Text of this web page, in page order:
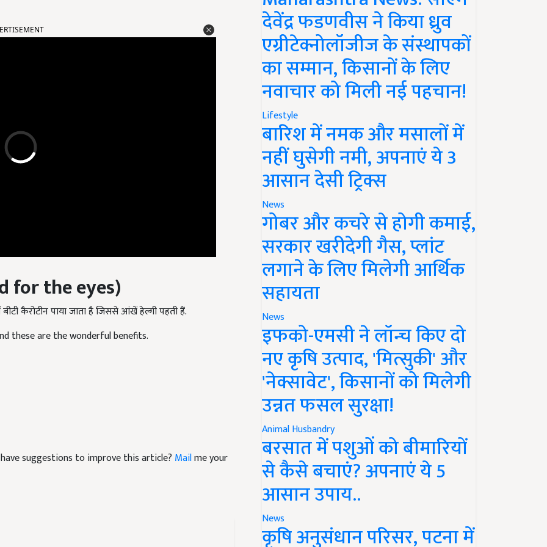
for the eyes)
कैरोटीन पाया जाता है जिससे आंखें हेल्गी पहती हैं.
suggestions to improve this article?
देवेंद्र फडणवीस ने किया ध्रुव
एग्रीटेक्नोलॉजीज के संस्थापकों
का सम्मान, किसानों के लिए
नवाचार को मिली नई पहचान!
Lifestyle
बारिश में नमक और मसालों में
नहीं घुसेगी नमी, अपनाएं ये 3
आसान देसी ट्रिक्स
News
गोबर और कचरे से होगी कमाई,
सरकार खरीदेगी गैस, प्लांट
लगाने के लिए मिलेगी आर्थिक
सहायता
News
इफको-एमसी ने लॉन्च किए दो
नए कृषि उत्पाद, 'मित्सुकी' और
'नेक्सावेट', किसानों को मिलेगी
उन्नत फसल सुरक्षा!
Animal Husbandry
बरसात में पशुओं को बीमारियों
से कैसे बचाएं? अपनाएं ये 5
आसान उपाय..
News
कृषि अनुसंधान परिसर, पटना में